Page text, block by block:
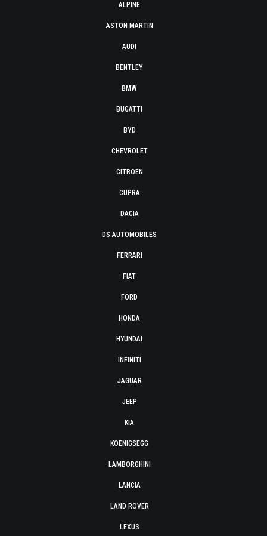
ALPINE
ASTON MARTIN
AUDI
BENTLEY
BMW
BUGATTI
BYD
CHEVROLET
CITROËN
CUPRA
DACIA
DS AUTOMOBILES
FERRARI
FIAT
FORD
HONDA
HYUNDAI
INFINITI
JAGUAR
JEEP
KIA
KOENIGSEGG
LAMBORGHINI
LANCIA
LAND ROVER
LEXUS